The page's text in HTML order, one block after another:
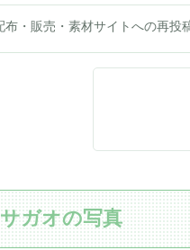
布・販売・素材サイトへの再投
ガオの写真